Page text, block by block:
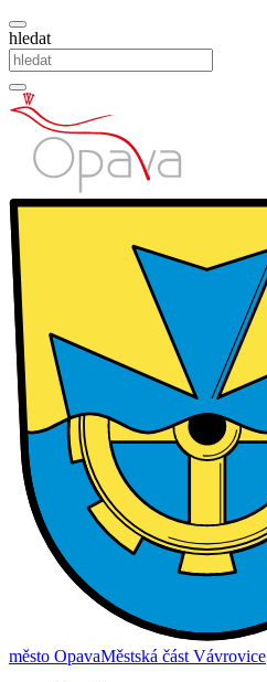
hledat
město OpavaMěstská část Vávrovice